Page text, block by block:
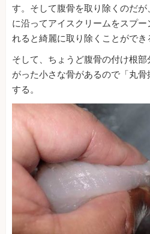
す。そして腹骨を取り除くのだ
に沿ってアイスクリームをスプ
れると綺麗に取り除くことができ
そして、ちょうど腹骨の付け根
がった小さな骨があるので「丸
する。